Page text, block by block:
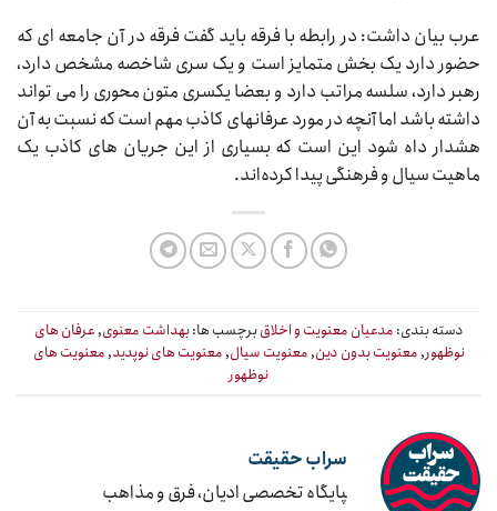
عرب بیان داشت: در رابطه با فرقه باید گفت فرقه در آن جامعه ای که
حضور دارد یک بخش متمایز است و یک سری شاخصه مشخص دارد،
رهبر دارد، سلسه مراتب دارد و بعضا یکسری متون محوری را می تواند
داشته باشد اما آنچه در مورد عرفانهای کاذب مهم است که نسبت به آن
هشدار داه شود این است که بسیاری از این جریان های کاذب یک
ماهیت سیال و فرهنگی پیدا کرده‌اند.
دسته بندی: مدعیان معنویت و اخلاقبرچسب ها:بهداشت معنوی,عرفان های
نوظهور,معنویت بدون دین,معنویت سیال,معنویت های نوپدید,معنویت های
نوظهور
سراب حقیقت
‍پایگاه تخصصی ادیان، فرق و مذاهب